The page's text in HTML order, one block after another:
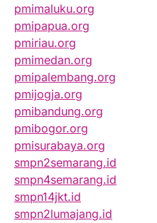
pmimaluku.org
pmipapua.org
pmiriau.org
pmimedan.org
pmipalembang.org
pmijogja.org
pmibandung.org
pmibogor.org
pmisurabaya.org
smpn2semarang.id
smpn4semarang.id
smpn14jkt.id
smpn2lumajang.id